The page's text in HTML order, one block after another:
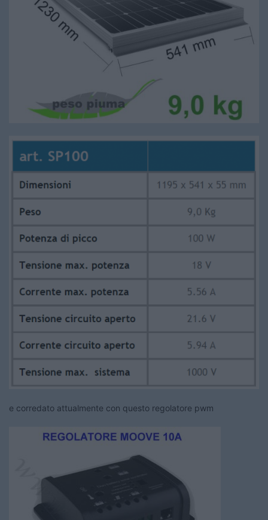
e corredato attualmente con questo regolatore pwm